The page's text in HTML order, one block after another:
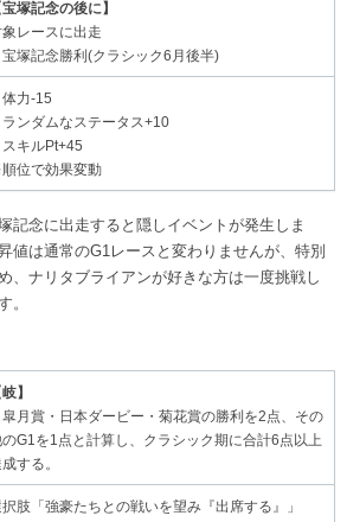
宝塚記念の後に】
象レースに出走
宝塚記念勝利(クラシック6月後半)
体力-15
ランダムなステータス+10
スキルPt+45
位で効果変動
記念に出走すると隠しイベントが発生しま
値は通常のG1レースと変わりませんが、特別
、ナリタブライアンが好きな方は一度挑戦し
。
岐】
皐月賞・日本ダービー・菊花賞の勝利を2点、その
のG1を1点と計算し、クラシック期に合計6点以上
する。
択肢「強豪たちとの戦いを望み『出席する』」